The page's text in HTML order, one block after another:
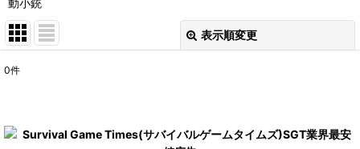
動小銃
表示順変更
0件